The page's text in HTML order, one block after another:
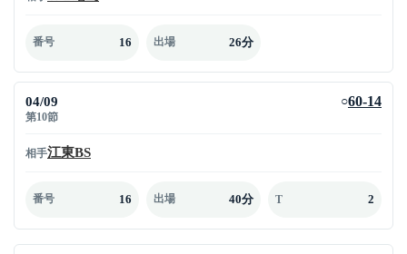
番号 16 出場 26分
04/09
第10節
○60-14
相手江東BS
番号 16 出場 40分 T 2